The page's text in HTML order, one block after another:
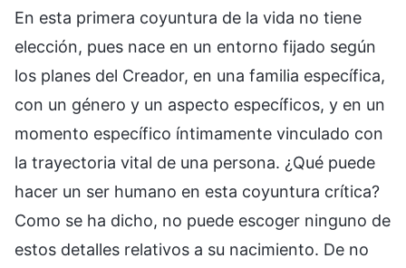
En esta primera coyuntura de la vida no tiene
elección, pues nace en un entorno fijado según
los planes del Creador, en una familia específica,
con un género y un aspecto específicos, y en un
momento específico íntimamente vinculado con
la trayectoria vital de una persona. ¿Qué puede
hacer un ser humano en esta coyuntura crítica?
Como se ha dicho, no puede escoger ninguno de
estos detalles relativos a su nacimiento. De no